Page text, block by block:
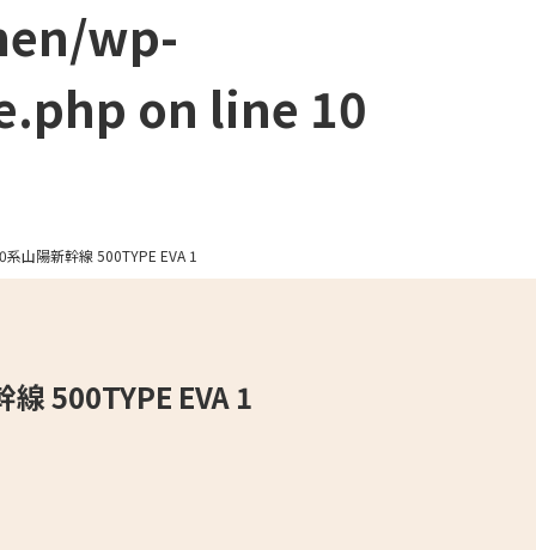
wp-
on line 10
山陽新幹線 500TYPE EVA 1
500TYPE EVA 1